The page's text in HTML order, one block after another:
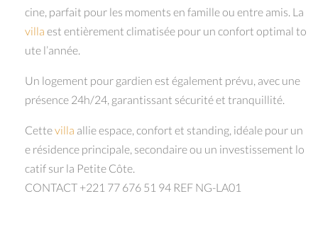
cine, parfait pour les moments en famille ou entre amis. La
villa est entièrement climatisée pour un confort optimal to
ute l’année.
Un logement pour gardien est également prévu, avec une
présence 24h/24, garantissant sécurité et tranquillité.
Cettevilla allie espace, confort et standing, idéale pour un
e résidence principale, secondaire ou un investissement lo
catif sur la Petite Côte.
CONTACT +221 77 676 51 94 REF NG-LA01